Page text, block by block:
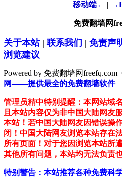
移动端← |
免费翻墙网
关于本站| 联系我们 | 免责声
浏览建议
Powered by 免费翻墙网freefq.com
网——提供最全的免费翻墙软件
管理员精中特别提醒：本网站域
且本站内容仅为非中国大陆网友
本站！若中国大陆网友因错误操
闭！中国大陆网友浏览本站存在
所有页面！对于您因浏览本站所
其他所有问题，本站均无法负责也
特别警告：本站推荐各种免费科